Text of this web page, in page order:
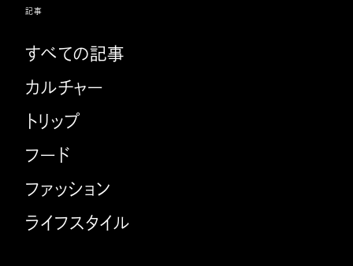
記事
すべての記事
カルチャー
トリップ
フード
ファッション
ライフスタイル